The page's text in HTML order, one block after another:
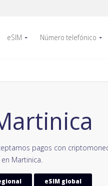
eSIM Número telefónico
pagos con
Martinica.
eSIM global